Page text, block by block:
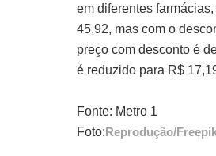
em diferentes
45,92, mas com o
preço com desconto é
é reduzido para R$
Fonte: Metro 1
Foto:Reprodução/